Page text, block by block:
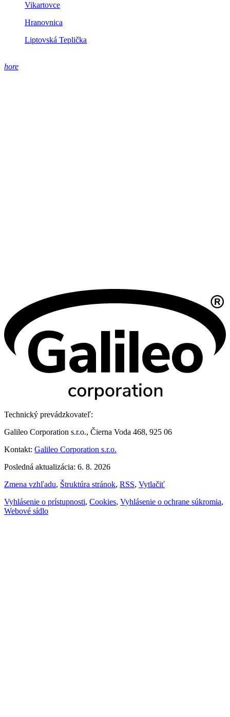
Vikartovce
Hranovnica
Liptovská Teplička
hore
Technický prevádzkovateľ:
Galileo Corporation s.r.o., Čierna Voda 468, 925 06
Kontakt: Galileo Corporation s.r.o.
Posledná aktualizácia: 6. 8. 2026
Zmena vzhľadu, Štruktúra stránok, RSS, Vytlačiť
Vyhlásenie o prístupnosti, Cookies, Vyhlásenie o ochrane súkromia,
Webové sídlo